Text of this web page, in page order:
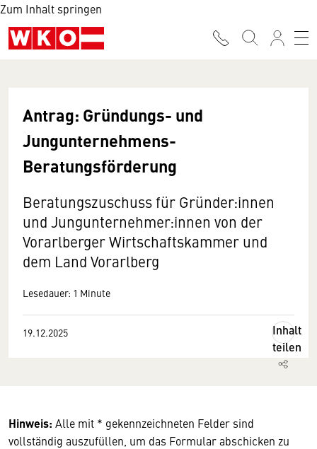
Zum Inhalt springen
Antrag: Gründungs- und
Jungunternehmens-
Beratungsförderung
Beratungszuschuss für Gründer:innen
und Jungunternehmer:innen von der
Vorarlberger Wirtschaftskammer und
dem Land Vorarlberg
Lesedauer: 1 Minute
19.12.2025
Inhalt
teilen
Hinweis: Alle mit * gekennzeichneten Felder sind
vollständig auszufüllen, um das Formular abschicken zu